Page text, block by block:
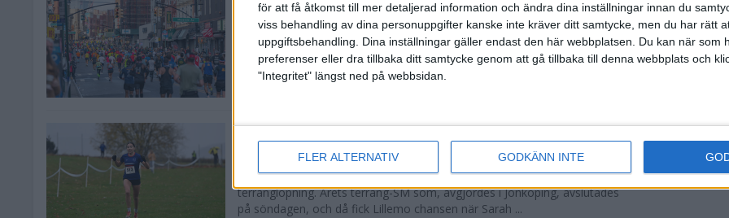
för att få åtkomst till mer detaljerad information och ändra dina inställningar innan du
viss behandling av dina personuppgifter kanske inte kräver ditt samtycke, men du har rätt
uppgiftsbehandling. Dina inställningar gäller endast den här webbplatsen. Du kan när som
preferenser eller dra tillbaka ditt samtycke genom att gå tillbaka till denna webbplats och
"Integritet" längst ned på webbsidan.
FLER ALTERNATIV GODKÄNN INTE
Historien om New York City Marathon
29 okt 2024
Söndagen den 3 november, avgjordes världens mest kända maratonlopp
TCS New York City Marathon, ett lopp som samlar cirka 50 000 deltagare
från hela världen, därav omkring 300 från Sverige.
Äntligen SM-guld för Lillemo
I regnväder fick äntligen Emilia Lillemo vinna ett SM-guld i seniorklassen i
terränglöpning. Årets terräng-SM som, avgjordes i Jönköping, avslutades
på söndagen, och då fick Lillemo chansen när Sarah ...